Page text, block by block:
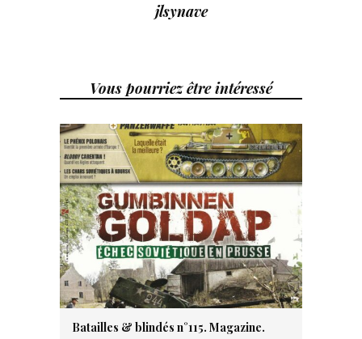
jlsynave
Vous pourriez être intéressé
Batailles & blindés n°115. Magazine.